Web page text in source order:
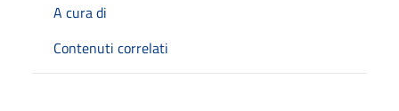
A cura di
Contenuti correlati